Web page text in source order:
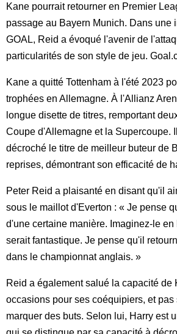
Kane pourrait retourner en Premier
passage au Bayern Munich. Dans une
GOAL, Reid a évoqué l'avenir de
particularités de son style de jeu.
Kane a quitté Tottenham à l'été 2023
trophées en Allemagne. À l'Allianz
longue disette de titres, remportant
Coupe d'Allemagne et la Supercoupe.
décroché le titre de meilleur buteur de
reprises, démontrant son efficacité de
Peter Reid a plaisanté en disant qu'il
sous le maillot d'Everton : « Je pense
d'une certaine manière. Imaginez-le
serait fantastique. Je pense qu'il
dans le championnat anglais. »
Reid a également salué la capacité de
occasions pour ses coéquipiers, et pas
marquer des buts. Selon lui, Harry est